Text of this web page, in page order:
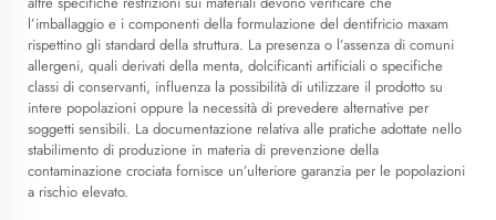
l’imballaggio e i componenti della formulazione del dentifricio maxam
rispettino gli standard della struttura. La presenza o l’assenza di comuni
allergeni, quali derivati della menta, dolcificanti artificiali o specifiche
classi di conservanti, influenza la possibilità di utilizzare il prodotto su
intere popolazioni oppure la necessità di prevedere alternative per
soggetti sensibili. La documentazione relativa alle pratiche adottate nello
stabilimento di produzione in materia di prevenzione della
contaminazione crociata fornisce un’ulteriore garanzia per le popolazioni
a rischio elevato.